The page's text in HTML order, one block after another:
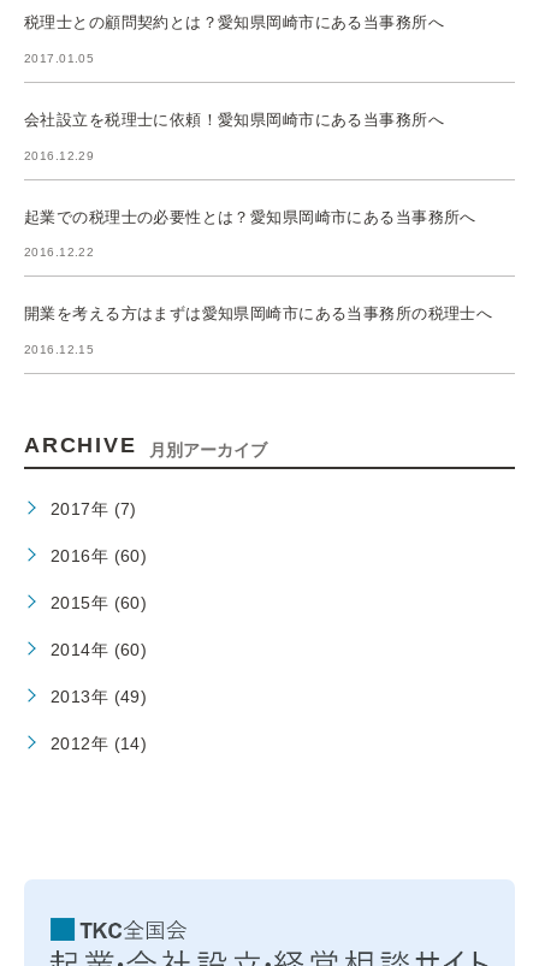
税理士との顧問契約とは？愛知県岡崎市にある当事務所へ
2017.01.05
会社設立を税理士に依頼！愛知県岡崎市にある当事務所へ
2016.12.29
起業での税理士の必要性とは？愛知県岡崎市にある当事務所へ
2016.12.22
開業を考える方はまずは愛知県岡崎市にある当事務所の税理士へ
2016.12.15
ARCHIVE 月別アーカイブ
2017年 (7)
2016年 (60)
2015年 (60)
2014年 (60)
2013年 (49)
2012年 (14)